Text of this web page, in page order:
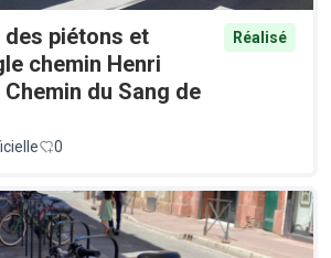
piétons et
chemin Henri
du Sang de
Réalisé
0